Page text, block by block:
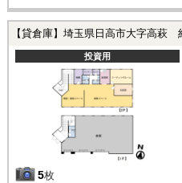
【貸倉庫】埼玉県日高市大字高萩
投資用
5枚